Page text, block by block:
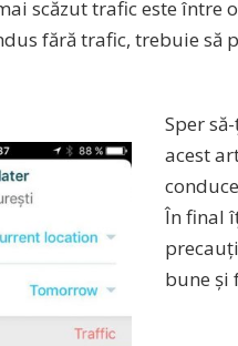
scăzut trafic este între
fără trafic, trebuie să
Sper
acest
În final
bune și